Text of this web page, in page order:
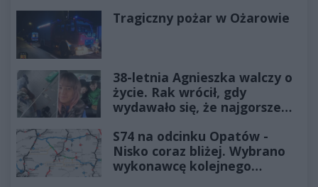
Tragiczny pożar w Ożarowie
38-letnia Agnieszka walczy o
życie. Rak wrócił, gdy
wydawało się, że najgorsze
S74 na odcinku Opatów -
Nisko coraz bliżej. Wybrano
wykonawcę kolejnego